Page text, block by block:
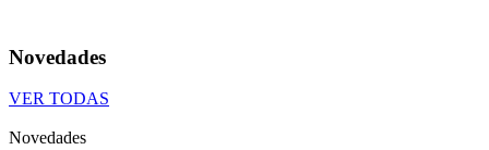
Novedades
VER TODAS
Novedades